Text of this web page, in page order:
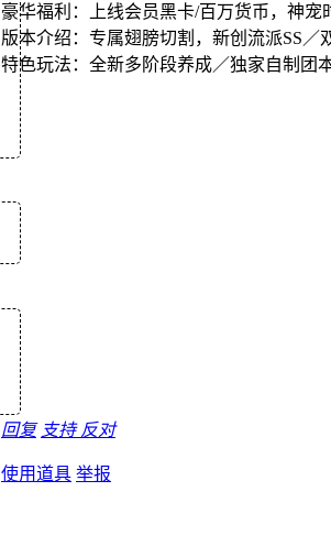
豪华福利：上线会员黑卡/百万货币，神宠
版本介绍：专属翅膀切割，新创流派SS／
特色玩法：全新多阶段养成／独家自制团
回复 支持 反对
使用道具 举报